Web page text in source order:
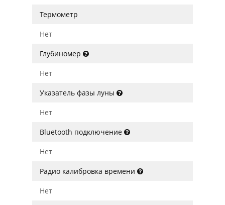
Термометр
Нет
Глубиномер
Нет
Указатель фазы луны
Нет
Bluetooth подключение
Нет
Радио калибровка времени
Нет